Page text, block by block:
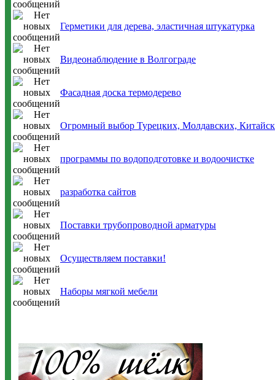
Герметики для дерева, эластичная штукатурка
Видеонаблюдение в Волгограде
Фасадная доска термодерево
Огромный выбор Турецких, Молдавских,
программы по водоподготовке и водоочистке
разработка сайтов
Поставки трубопроводной арматуры
Осуществляем поставки!
Наборы мягкой мебели